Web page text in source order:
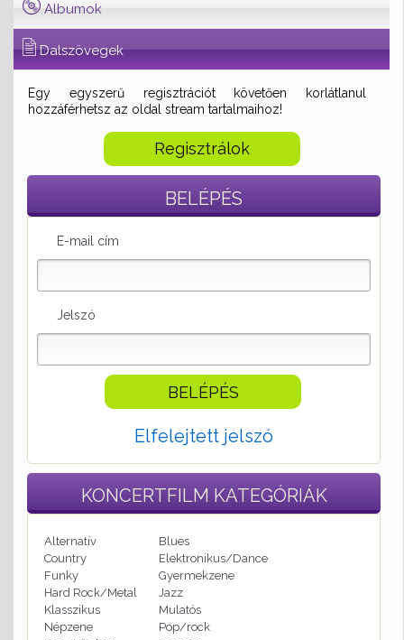
Albumok
Dalszövegek
Egy egyszerű regisztrációt követően korlátlanul
hozzáférhetsz az oldal stream tartalmaihoz!
Regisztrálok
BELÉPÉS
E-mail cím
Jelszó
Elfelejtett jelszó
KONCERTFILM KATEGÓRIÁK
Alternatív
Blues
Country
Elektronikus/Dance
Funky
Gyermekzene
Hard Rock/Metal
Jazz
Klasszikus
Mulatós
Népzene
Pop/rock